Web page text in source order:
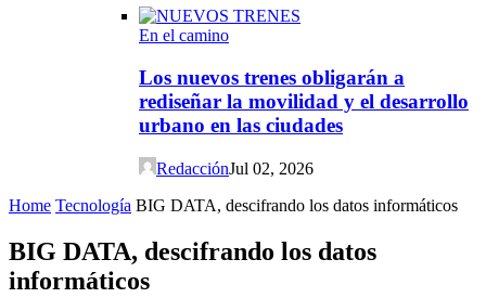
En el camino
Los nuevos trenes obligarán a
rediseñar la movilidad y el desarrollo
urbano en las ciudades
RedacciónJul 02, 2026
Home Tecnología BIG DATA, descifrando los datos informáticos
BIG DATA, descifrando los datos
informáticos